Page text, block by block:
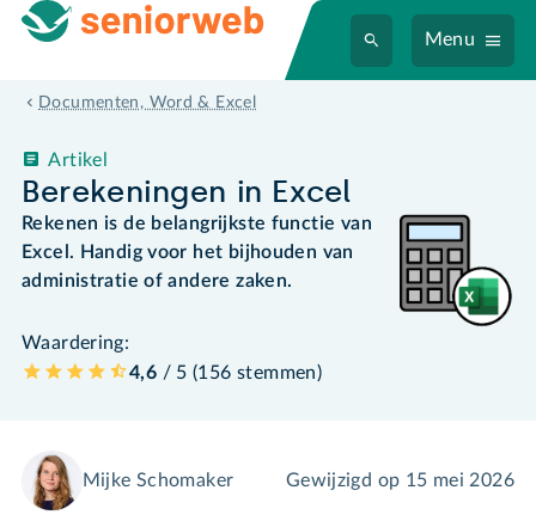
Menu
Documenten, Word & Excel
Berekeningen in Excel
Artikel
Rekenen is de belangrijkste functie van
Excel. Handig voor het bijhouden van
administratie of andere zaken.
Waardering:
4,6 / 5 (156 stemmen)
Mijke Schomaker Gewijzigd op 15 mei 2026